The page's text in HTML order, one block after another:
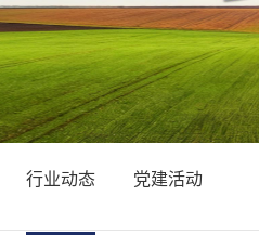
行业动态 党建活动